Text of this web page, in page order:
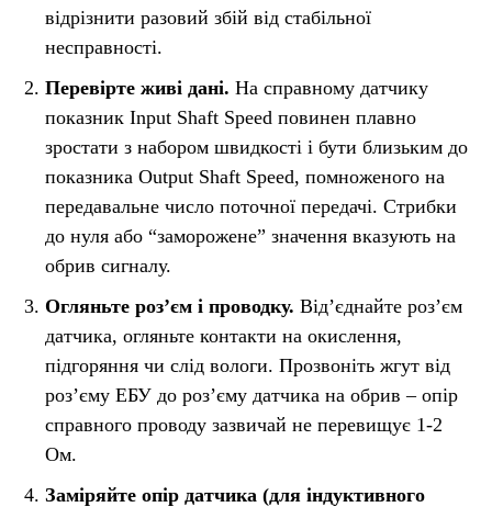
відрізнити разовий збій від стабільної
несправності.
Перевірте живі дані. На справному датчику
показник Input Shaft Speed повинен плавно
зростати з набором швидкості і бути близьким до
показника Output Shaft Speed, помноженого на
передавальне число поточної передачі. Стрибки
до нуля або “заморожене” значення вказують на
обрив сигналу.
Огляньте роз’єм і проводку. Від’єднайте роз’єм
датчика, огляньте контакти на окислення,
підгоряння чи слід вологи. Прозвоніть жгут від
роз’єму ЕБУ до роз’єму датчика на обрив – опір
справного проводу зазвичай не перевищує 1-2
Ом.
Заміряйте опір датчика (для індуктивного